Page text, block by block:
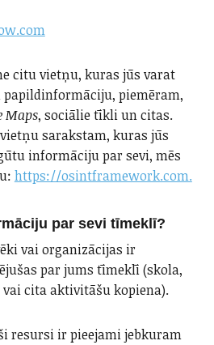
citu vietņu, kuras jūs varat
piemēram,
Maps, sociālie tīkli un citas.
sarakstam, kuras jūs
informāciju par sevi, mēs
https://osintframework.com.
par sevi tīmeklī?
vai organizācijas ir
par jums tīmeklī (skola,
cita aktivitāšu kopiena).
resursi ir pieejami jebkuram